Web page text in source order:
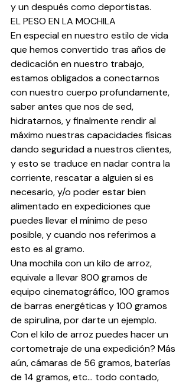
y un después como deportistas.
EL PESO EN LA MOCHILA
En especial en nuestro estilo de vida
que hemos convertido tras años de
dedicación en nuestro trabajo,
estamos obligados a conectarnos
con nuestro cuerpo profundamente,
saber antes que nos de sed,
hidratarnos, y finalmente rendir al
máximo nuestras capacidades físicas
dando seguridad a nuestros clientes,
y esto se traduce en nadar contra la
corriente, rescatar a alguien si es
necesario, y/o poder estar bien
alimentado en expediciones que
puedes llevar el mínimo de peso
posible, y cuando nos referimos a
esto es al gramo.
Una mochila con un kilo de arroz,
equivale a llevar 800 gramos de
equipo cinematográfico, 100 gramos
de barras energéticas y 100 gramos
de spirulina, por darte un ejemplo.
Con el kilo de arroz puedes hacer un
cortometraje de una expedición? Más
aún, cámaras de 56 gramos, baterías
de 14 gramos, etc… todo contado,